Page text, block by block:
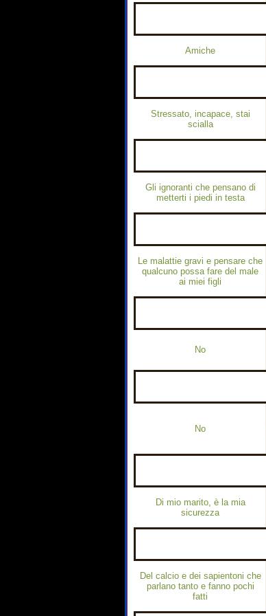
Amiche
Stressato, incapace, stai
scialla
Gli ignoranti che pensano di
metterti i piedi in testa
Le malattie gravi e pensare che
qualcuno possa fare del male
ai miei figli
No
No
Di mio marito, è la mia
sicurezza
Del calcio e dei sapientoni che
parlano tanto e fanno pochi
fatti